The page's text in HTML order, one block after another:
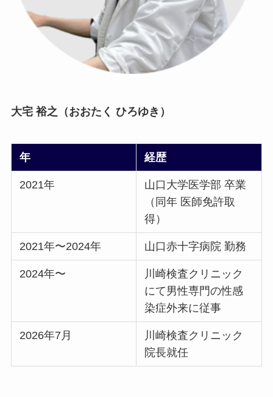
大宅 裕之（おおたく ひろゆき）
年 経歴
2021年
山口大学医学部 卒業
（同年 医師免許取
得）
2021年〜2024年 山口赤十字病院 勤務
2024年〜
川崎検査クリニック
にて男性専門の性感
染症外来に従事
2026年7月
川崎検査クリニック
院長就任